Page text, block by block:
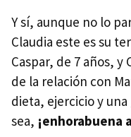
Y sí, aunque no lo
Claudia este es su
Caspar, de 7 años,
de la relación con
dieta, ejercicio y
sea, ¡enhorabuena